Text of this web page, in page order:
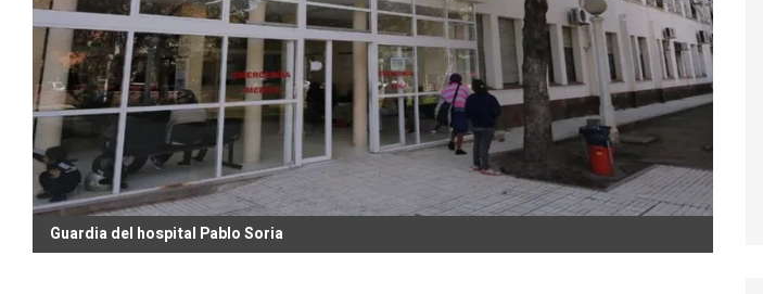
Guardia del hospital Pablo Soria